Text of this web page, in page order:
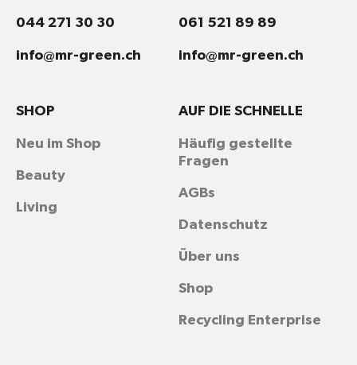
044 271 30 30
info@mr-green.ch
061 521 89 89
info@mr-green.ch
AUF DIE SCHNELLE
Häufig gestellte
Fragen
AGBs
Datenschutz
Über uns
Shop
Recycling Enterprise
SHOP
Neu im Shop
Beauty
Living